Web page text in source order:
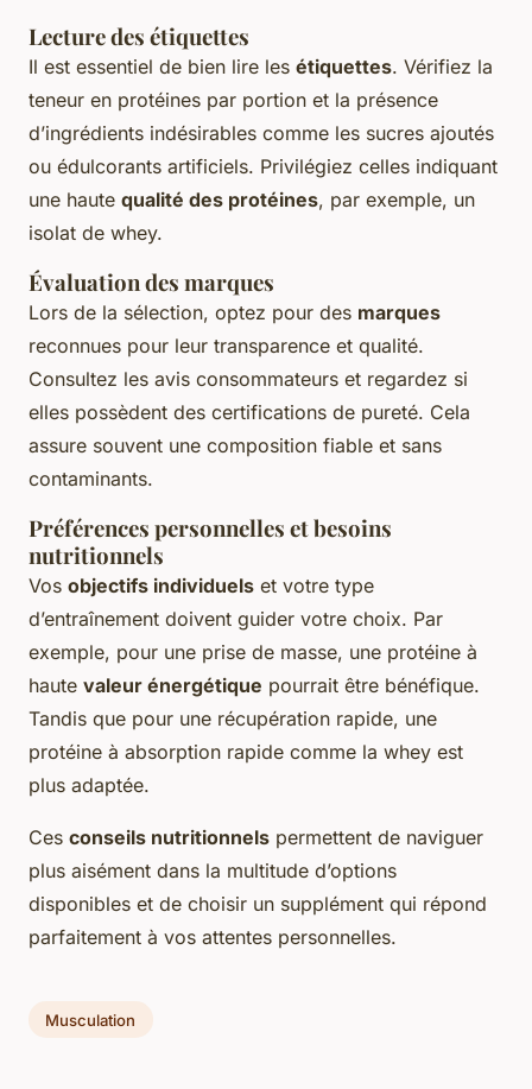
Lecture des étiquettes
Il est essentiel de bien lire les étiquettes. Vérifiez la
teneur en protéines par portion et la présence
d’ingrédients indésirables comme les sucres ajoutés
ou édulcorants artificiels. Privilégiez celles indiquant
une haute qualité des protéines, par exemple, un
isolat de whey.
Évaluation des marques
Lors de la sélection, optez pour des marques
reconnues pour leur transparence et qualité.
Consultez les avis consommateurs et regardez si
elles possèdent des certifications de pureté. Cela
assure souvent une composition fiable et sans
contaminants.
Préférences personnelles et besoins
nutritionnels
Vos objectifs individuels et votre type
d’entraînement doivent guider votre choix. Par
exemple, pour une prise de masse, une protéine à
haute valeur énergétique pourrait être bénéfique.
Tandis que pour une récupération rapide, une
protéine à absorption rapide comme la whey est
plus adaptée.
Ces conseils nutritionnels permettent de naviguer
plus aisément dans la multitude d’options
disponibles et de choisir un supplément qui répond
parfaitement à vos attentes personnelles.
Musculation